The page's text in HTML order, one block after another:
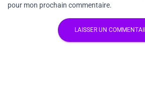
pour mon prochain commentaire.